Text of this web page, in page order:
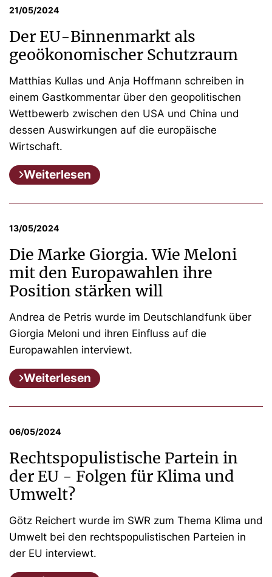
21/05/2024
Der EU-Binnenmarkt als
geoökonomischer Schutzraum
Matthias Kullas und Anja Hoffmann schreiben in
einem Gastkommentar über den geopolitischen
Wettbewerb zwischen den USA und China und
dessen Auswirkungen auf die europäische
Wirtschaft.
Weiterlesen
13/05/2024
Die Marke Giorgia. Wie Meloni
mit den Europawahlen ihre
Position stärken will
Andrea de Petris wurde im Deutschlandfunk über
Giorgia Meloni und ihren Einfluss auf die
Europawahlen interviewt.
Weiterlesen
06/05/2024
Rechtspopulistische Partein in
der EU - Folgen für Klima und
Umwelt?
Götz Reichert wurde im SWR zum Thema Klima und
Umwelt bei den rechtspopulistischen Parteien in
der EU interviewt.